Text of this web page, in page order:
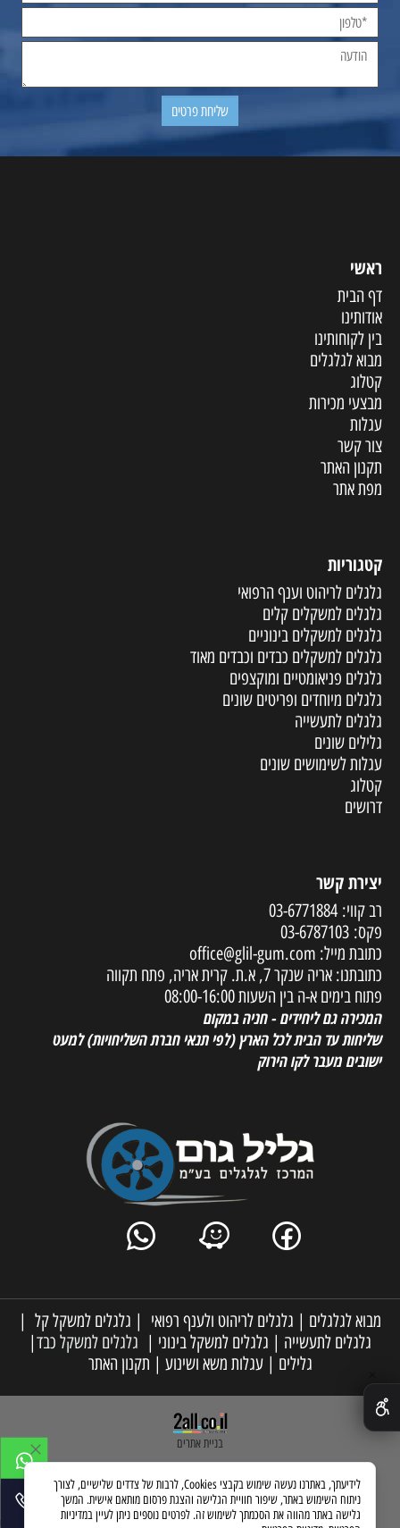
ראשי
דף הבית
אודותינו
בין לקוחותינו
מבוא לגלגלים
קטלוג
מבצעי מכירות
עגלות
צור קשר
תקנון האתר
מפת אתר
קטגוריות
גלגלים לריהוט וענף הרפואי
גלגלים למשקלים קלים
גלגלים למשקלים בינוניים
גלגלים למשקלים כבדים וכבדים מאוד
גלגלים פניאומטיים ומוקצפים
גלגלים מיוחדים ופריטים שונים
גלגלים לתעשייה
גלילים שונים
עגלות לשימושים שונים
קטלוג
דרושים
יצירת קשר
רב קווי:03-6771884
פקס: 03-6787103
כתובת מייל: office@glil-gum.com
כתובתנו: אריה שנקר 7, א.ת. קרית אריה, פתח תקווה
פתוח בימים א-ה בין השעות 08:00-16:00
המכירה גם ליחידים - חניה במקום
שליחות עד הבית לכל הארץ(לפי תנאי חברת השליחויות) למעט
ישובים מעבר לקו הירוק
מבוא לגלגלים | גלגלים לריהוט ולענף רפואי | גלגלים למשקל קל |
גלגלים לתעשייה | גלגלים למשקל בינוני | גלגלים למשקל כבד|
גלילים |עגלות משא ושינוע | תקנון האתר
בניית אתרים
לידיעתך, באתרנו נעשה שימוש בקבצי Cookies, לרבות של צדדים שלישיים, לצורך
ניתוח השימוש באתר, שיפור חוויית הגלישה והצגת פרסום מותאם אישית. המשך
גלישה באתר מהווה את הסכמתך לשימוש זה. לפרטים נוספים ניתן לעיין במדיניות